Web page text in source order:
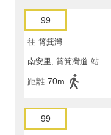
99
往 筲箕灣
南安里, 筲箕灣道 站
距離 70m
99